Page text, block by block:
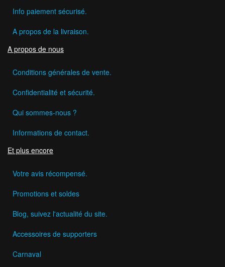
Info paiement sécurisé.
A propos de la livraison.
A propos de nous
Conditions générales de vente.
Confidentialité et sécurité.
Qui sommes-nous ?
Informations de contact.
Et plus encore
Votre avis récompensé.
Promotions et soldes
Blog, suivez l'actualité du site.
Accessoires de supporters
Carnaval